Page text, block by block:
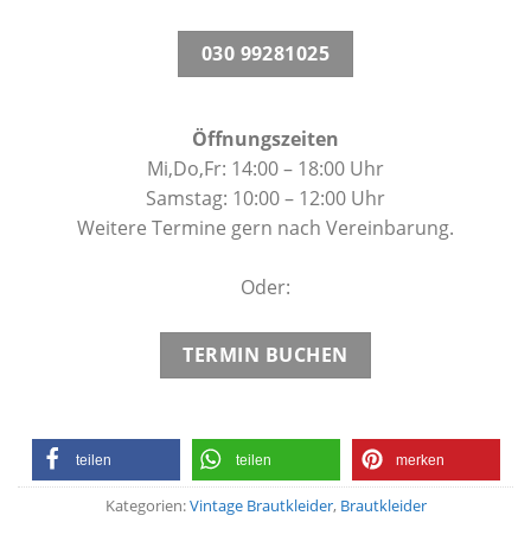
030 99281025
Öffnungszeiten
Mi,Do,Fr: 14:00 – 18:00 Uhr
Samstag: 10:00 – 12:00 Uhr
Weitere Termine gern nach Vereinbarung.
Oder:
TERMIN BUCHEN
teilen teilen merken
Kategorien:Vintage Brautkleider, Brautkleider